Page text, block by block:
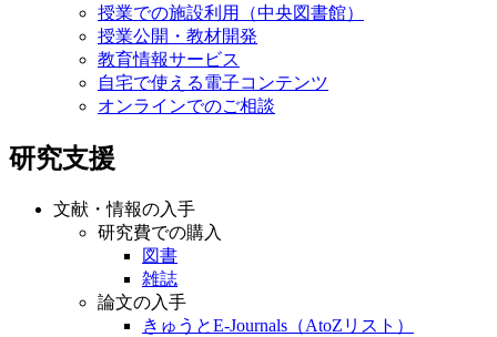
授業での施設利用（中央図書館）
授業公開・教材開発
教育情報サービス
自宅で使える電子コンテンツ
オンラインでのご相談
研究支援
文献・情報の入手
研究費での購入
図書
雑誌
論文の入手
きゅうとE-Journals（AtoZリスト）